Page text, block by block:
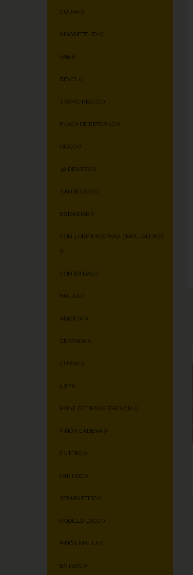
CURVA ()
MAGNETFLEX ()
TAB ()
BEVEL ()
TRAMO RECTO ()
PLACA DE RETORNO ()
DISCO ()
32 DIENTES ()
SIN DIENTES ()
ESTÁNDAR ()
CON 4 ORIFICIOS PARA EMPUJADORES
()
CON BRIDAS ()
MALLA ()
ABIERTA ()
CERRADA ()
CURVA ()
LBP ()
PEINE DE TRANSFERENCIA ()
PIÑÓN CADENA ()
ENTERO ()
PARTIDO ()
SEMIPARTIDO ()
RODILLO LOCO ()
PIÑÓN MALLA ()
ENTERO ()